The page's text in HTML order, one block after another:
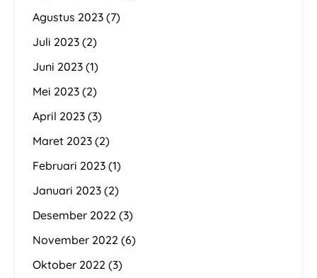
Agustus 2023 (7)
Juli 2023 (2)
Juni 2023 (1)
Mei 2023 (2)
April 2023 (3)
Maret 2023 (2)
Februari 2023 (1)
Januari 2023 (2)
Desember 2022 (3)
November 2022 (6)
Oktober 2022 (3)